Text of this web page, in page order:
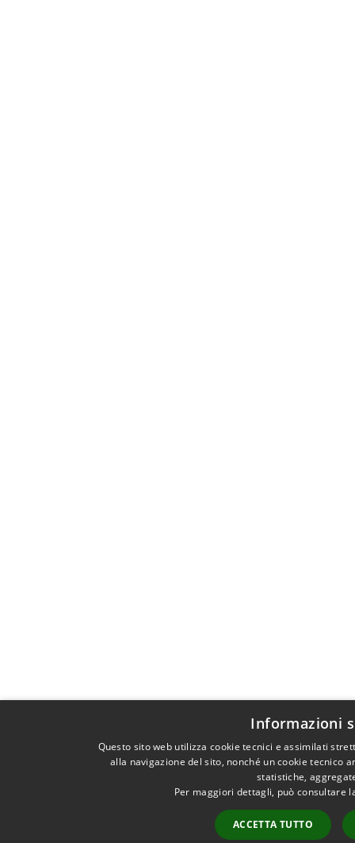
Informazioni
Questo sito web utilizza cookie tecnici e assimilati
alla navigazione del sito, nonché un cookie tecnico
statistiche,
Per maggiori dettagli, può consultare
ACCETTA TUTTO